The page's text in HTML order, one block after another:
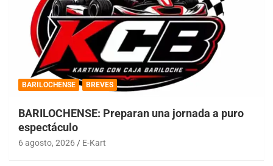
BARILOCHENSE BREVES
BARILOCHENSE: Preparan una jornada a puro
espectáculo
6 agosto, 2026 E-Kart